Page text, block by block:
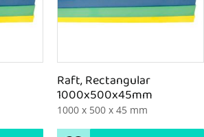
Raft, Rectangular
1000x500x45mm
1000 x 500 x 45 mm